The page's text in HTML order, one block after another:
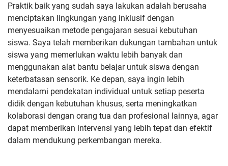
Praktik baik yang sudah saya lakukan adalah berusaha
menciptakan lingkungan yang inklusif dengan
menyesuaikan metode pengajaran sesuai kebutuhan
siswa. Saya telah memberikan dukungan tambahan untuk
siswa yang memerlukan waktu lebih banyak dan
menggunakan alat bantu belajar untuk siswa dengan
keterbatasan sensorik. Ke depan, saya ingin lebih
mendalami pendekatan individual untuk setiap peserta
didik dengan kebutuhan khusus, serta meningkatkan
kolaborasi dengan orang tua dan profesional lainnya, agar
dapat memberikan intervensi yang lebih tepat dan efektif
dalam mendukung perkembangan mereka.